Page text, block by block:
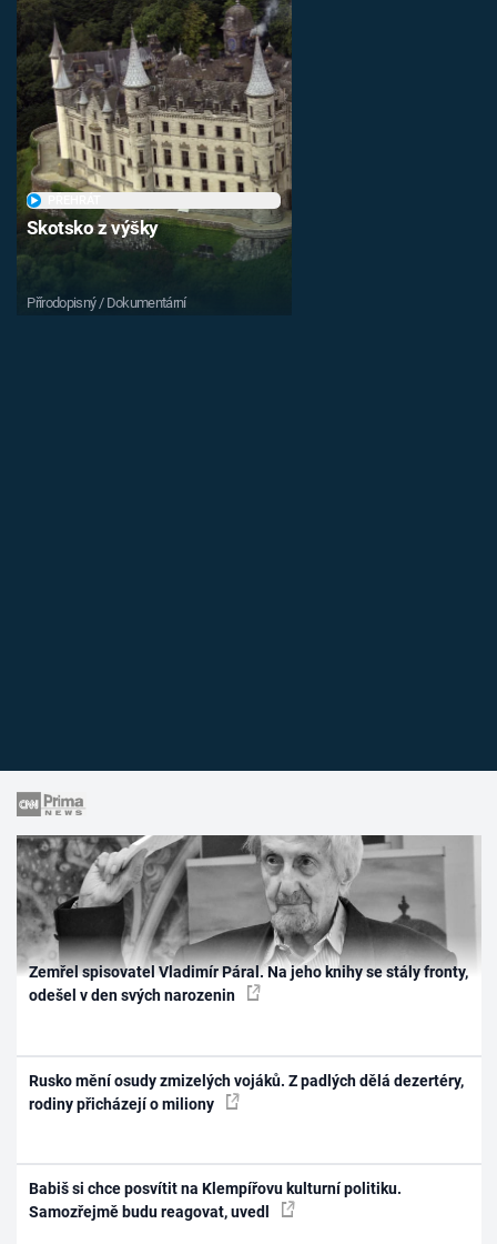
Skotsko z výšky
Přírodopisný / Dokumentární
Zemřel spisovatel Vladimír Páral. Na jeho knihy se stály fronty,
odešel v den svých narozenin
Rusko mění osudy zmizelých vojáků. Z padlých dělá dezertéry,
rodiny přicházejí o miliony
Babiš si chce posvítit na Klempířovu kulturní politiku.
Samozřejmě budu reagovat, uvedl